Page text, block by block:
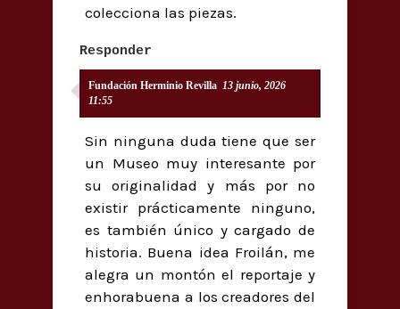
colecciona las piezas.
Responder
Fundación Herminio Revilla 13 junio, 2026
11:55
Sin ninguna duda tiene que ser
un Museo muy interesante por
su originalidad y más por no
existir prácticamente ninguno,
es también único y cargado de
historia. Buena idea Froilán, me
alegra un montón el reportaje y
enhorabuena a los creadores del